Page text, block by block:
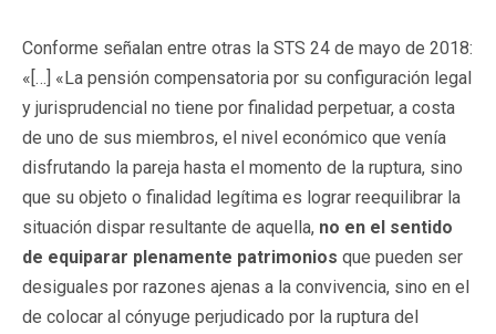
Conforme señalan entre otras la STS 24 de mayo de 2018:
«[…] «La pensión compensatoria por su configuración legal
y jurisprudencial no tiene por finalidad perpetuar, a costa
de uno de sus miembros, el nivel económico que venía
disfrutando la pareja hasta el momento de la ruptura, sino
que su objeto o finalidad legítima es lograr reequilibrar la
situación dispar resultante de aquella, no en el sentido
de equiparar plenamente patrimonios que pueden ser
desiguales por razones ajenas a la convivencia, sino en el
de colocar al cónyuge perjudicado por la ruptura del